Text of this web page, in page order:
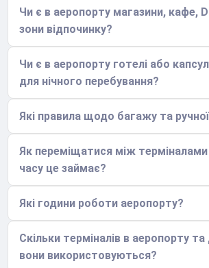
Чи є в аеропорту магазини, кафе,
зони відпочинку?
Чи є в аеропорту готелі або
для нічного перебування?
Які правила щодо багажу та
Як переміщатися між терміналами
часу це займає?
Які години роботи аеропорту?
Скільки терміналів в аеропорту
вони використовуються?